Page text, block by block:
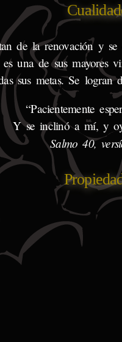
de la renovación y
una de sus mayores
sus metas. Se logran
“Pacientemente
Y se inclinó a mí, y
Salmo 40,